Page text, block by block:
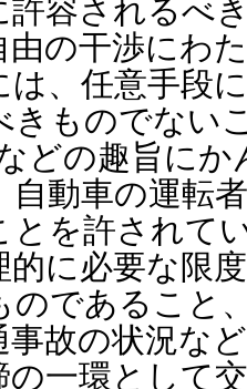
許容されるべ
由の干渉にわ
は、任意手段
きものでない
どの趣旨に
自動車の運転
とを許されて
的に必要な限
のであること
事故の状況な
の一環として